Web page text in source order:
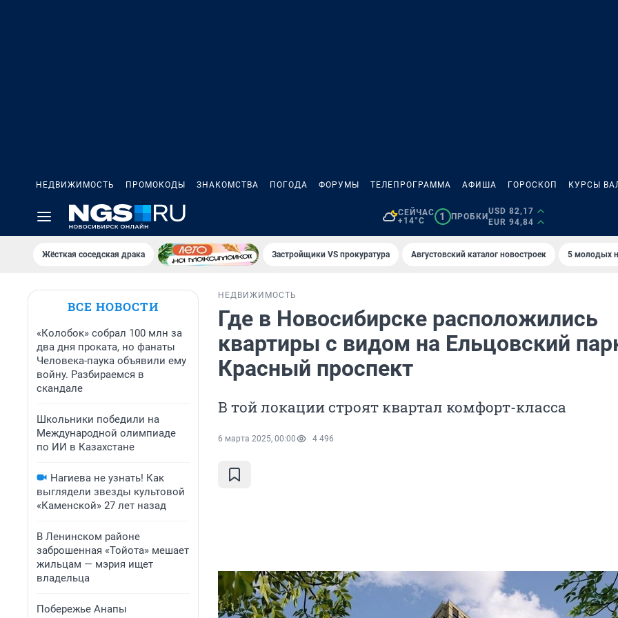
НЕДВИЖИМОСТЬ ПРОМОКОДЫ ЗНАКОМСТВА ПОГОДА ФОРУМЫ ТЕЛЕПРОГРАММА АФИША ГОРОСКОП КУРСЫ
СЕЙЧАС
+14°C
1 ПРОБКИ
USD 82,17
EUR 94,84
Жёсткая соседская драка Застройщики VS прокуратура Августовский каталог новостроек 5 молодых
ВСЕ НОВОСТИ
«Колобок» собрал 100 млн за
два дня проката, но фанаты
Человека-паука объявили ему
войну. Разбираемся в
скандале
Школьники победили на
Международной олимпиаде
по ИИ в Казахстане
Нагиева не узнать! Как
выглядели звезды культовой
«Каменской» 27 лет назад
В Ленинском районе
заброшенная «Тойота» мешает
жильцам — мэрия ищет
владельца
Побережье Анапы
НЕДВИЖИМОСТЬ
Где в Новосибирске расположились
квартиры с видом на Ельцовский
Красный проспект
В той локации строят квартал комфорт-класса
6 марта 2025, 00:00 4 496